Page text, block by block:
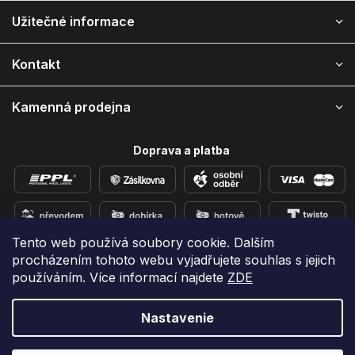
Tento web používá soubory cookie. Dalším
procházením tohoto webu vyjadřujete souhlas s jejich
používáním. Více informací najdete ZDE
Nastavenie
Užitečné informace
Kontakt
Kamenná prodejna
Doprava a platba
Přidejte se k nám na sítích
Vytvoril Shoptet